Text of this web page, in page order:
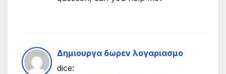
Δημιουργα δωρεν λογαριασμο
dice: